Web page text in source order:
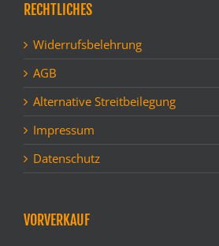
RECHTLICHES
Widerrufsbelehrung
AGB
Alternative Streitbeilegung
Impressum
Datenschutz
VORVERKAUF